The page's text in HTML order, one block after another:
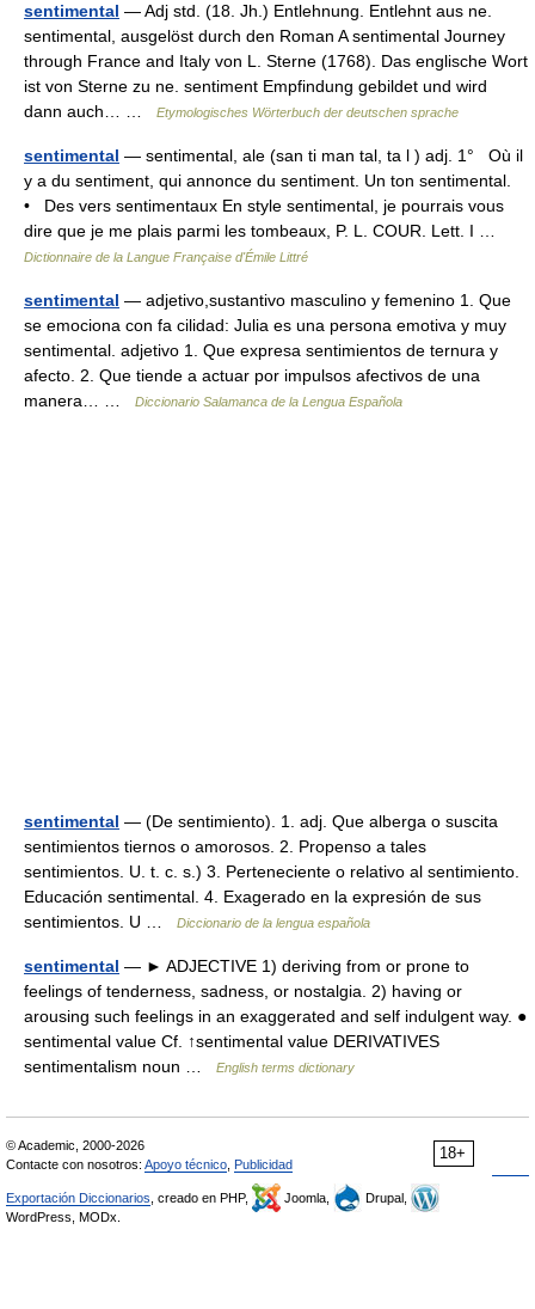
sentimental — Adj std. (18. Jh.) Entlehnung. Entlehnt aus ne.
sentimental, ausgelöst durch den Roman A sentimental Journey
through France and Italy von L. Sterne (1768). Das englische Wort
ist von Sterne zu ne. sentiment Empfindung gebildet und wird
dann auch… …
Etymologisches Wörterbuch der deutschen sprache
sentimental — sentimental, ale (san ti man tal, ta l ) adj. 1° Où il
y a du sentiment, qui annonce du sentiment. Un ton sentimental.
• Des vers sentimentaux En style sentimental, je pourrais vous
dire que je me plais parmi les tombeaux, P. L. COUR. Lett. I …
Dictionnaire de la Langue Française d'Émile Littré
sentimental — adjetivo,sustantivo masculino y femenino 1. Que
se emociona con fa cilidad: Julia es una persona emotiva y muy
sentimental. adjetivo 1. Que expresa sentimientos de ternura y
afecto. 2. Que tiende a actuar por impulsos afectivos de una
manera… …
Diccionario Salamanca de la Lengua Española
sentimental — (De sentimiento). 1. adj. Que alberga o suscita
sentimientos tiernos o amorosos. 2. Propenso a tales
sentimientos. U. t. c. s.) 3. Perteneciente o relativo al sentimiento.
Educación sentimental. 4. Exagerado en la expresión de sus
sentimientos. U …
Diccionario de la lengua española
sentimental — ► ADJECTIVE 1) deriving from or prone to
feelings of tenderness, sadness, or nostalgia. 2) having or
arousing such feelings in an exaggerated and self indulgent way. ●
sentimental value Cf. ↑sentimental value DERIVATIVES
sentimentalism noun …
English terms dictionary
18+
© Academic, 2000-2026
Contacte con nosotros: Apoyo técnico Publicidad
Exportación Diccionarios , creado en PHP, Joomla,
Drupal,
WordPress, MODx.